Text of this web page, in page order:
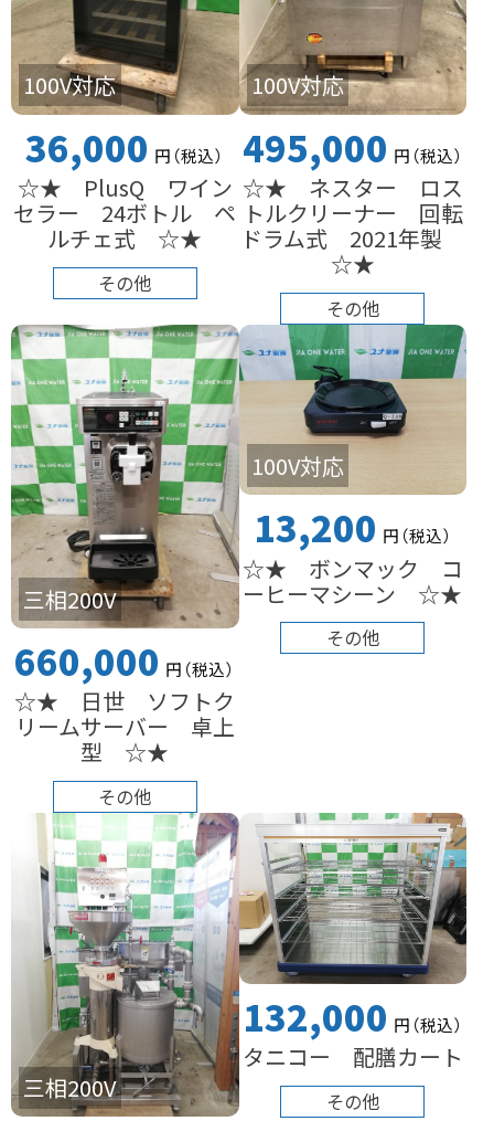
100V対応
36,000 円（税込）
☆★ PlusQ ワイン
セラー 24ボトル ペ
ルチェ式 ☆★
その他
100V対応
495,000 円（税込）
☆★ ネスター ロス
トルクリーナー 回転
ドラム式 2021年製
☆★
その他
三相200V
660,000 円（税込）
☆★ 日世 ソフトク
リームサーバー 卓上
型 ☆★
その他
100V対応
13,200 円（税込）
☆★ ボンマック コ
ーヒーマシーン ☆★
その他
三相200V
132,000 円（税込）
タニコー 配膳カート
その他